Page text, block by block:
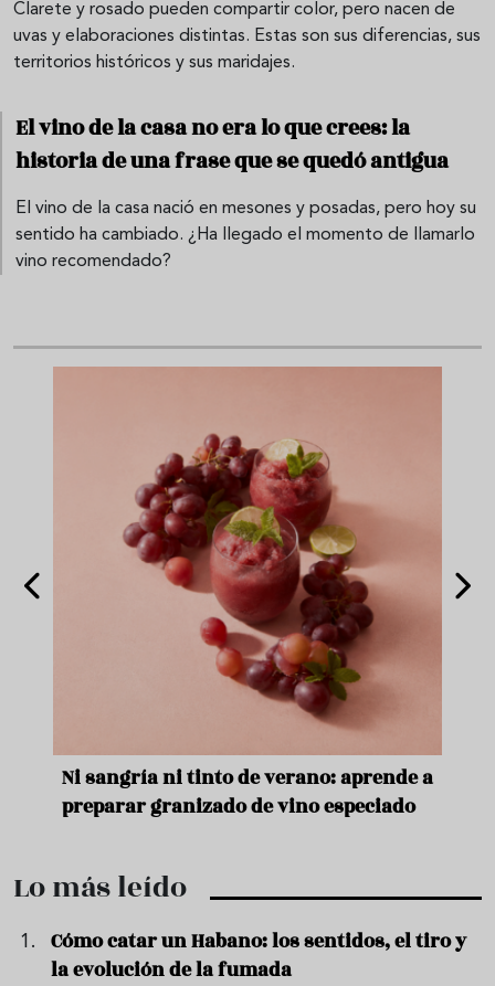
Clarete y rosado pueden compartir color, pero nacen de
uvas y elaboraciones distintas. Estas son sus diferencias, sus
territorios históricos y sus maridajes.
El vino de la casa no era lo que crees: la
historia de una frase que se quedó antigua
El vino de la casa nació en mesones y posadas, pero hoy su
sentido ha cambiado. ¿Ha llegado el momento de llamarlo
vino recomendado?
Ni sangría ni tinto de verano: aprende a
preparar granizado de vino especiado
Lo más leído
Cómo catar un Habano: los sentidos, el tiro y
la evolución de la fumada